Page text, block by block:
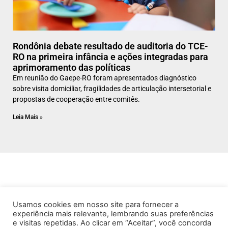
Rondônia debate resultado de auditoria do TCE-
RO na primeira infância e ações integradas para
aprimoramento das políticas
Em reunião do Gaepe-RO foram apresentados diagnóstico
sobre visita domiciliar, fragilidades de articulação intersetorial e
propostas de cooperação entre comitês.
Leia Mais »
Usamos cookies em nosso site para fornecer a
experiência mais relevante, lembrando suas preferências
e visitas repetidas. Ao clicar em “Aceitar”, você concorda